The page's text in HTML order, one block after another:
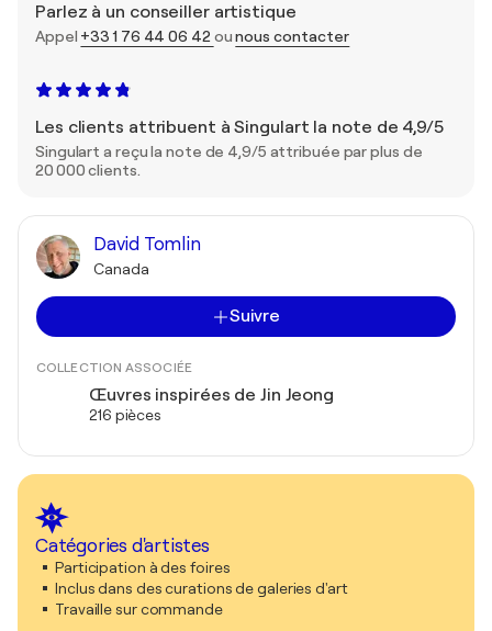
Parlez à un conseiller artistique
Appel +33 1 76 44 06 42 ounous contacter
Les clients attribuent à Singulart la note de 4,9/5
Singulart a reçu la note de 4,9/5 attribuée par plus de
20 000 clients.
David Tomlin
Canada
Suivre
COLLECTION ASSOCIÉE
Œuvres inspirées de Jin Jeong
216 pièces
Catégories d'artistes
Participation à des foires
Inclus dans des curations de galeries d'art
Travaille sur commande